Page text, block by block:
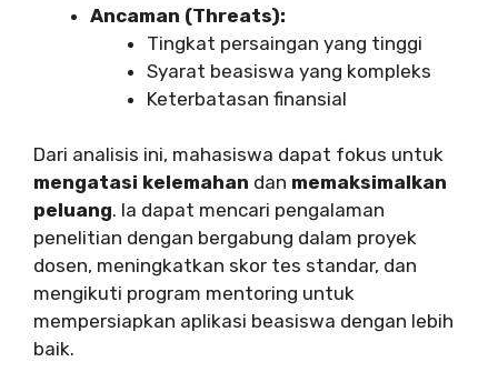
Ancaman (Threats):
Tingkat persaingan yang tinggi
Syarat beasiswa yang kompleks
Keterbatasan finansial
Dari analisis ini, mahasiswa dapat fokus untuk
mengatasi kelemahan dan memaksimalkan
peluang. Ia dapat mencari pengalaman
penelitian dengan bergabung dalam proyek
dosen, meningkatkan skor tes standar, dan
mengikuti program mentoring untuk
mempersiapkan aplikasi beasiswa dengan lebih
baik.